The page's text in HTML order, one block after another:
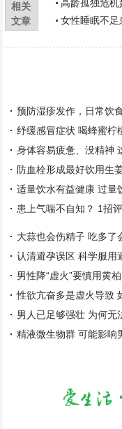
相关
文章
高龄孤独危机
女性睡眠不
预防湿疹发作，日常饮
纾缓感冒症状 喝蜂蜜柠
身体容易疲惫、没精神
防血栓形成最好饮用生
适量饮水有益健康 过量
患上气喘不自知？ 1招
大蒜也会伤精子 吃多了
认清避孕误区 科学服用
男性降“虚火”要慎用黄
性欲亢奋多是虚火导致
男人已足够强壮 为何无
精液微生物群 可能影响